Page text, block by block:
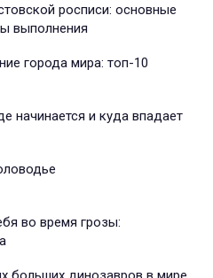
росписи: основные
выполнения
города мира: топ-10
начинается и куда впадает
во время грозы: